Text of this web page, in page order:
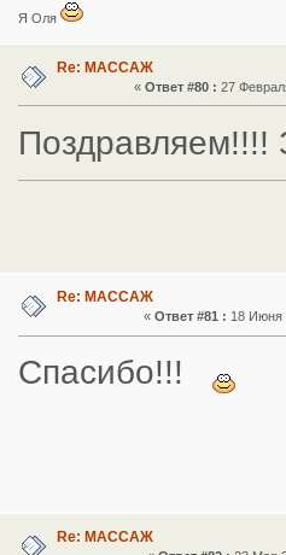
Я Оля
Re: МАССАЖ
« Ответ #80 : 27
Re: МАССАЖ
« Ответ #81 : 18 Июня
Спасибо!!!
Re: МАССАЖ